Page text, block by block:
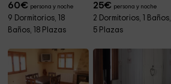
60€ persona y noche
9 Dormitorios, 18
Baños, 18 Plazas
25€ persona y noche
2 Dormitorios, 1 Baños,
5 Plazas